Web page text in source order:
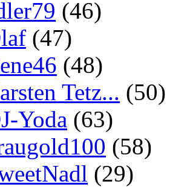
(46)
(47)
(48)
Tetz... (50)
Yoda (63)
(58)
(29)